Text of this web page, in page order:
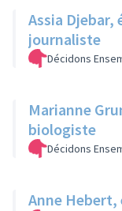
Assia
journaliste
Décidons
Marianne
biologiste
Décidons
Anne